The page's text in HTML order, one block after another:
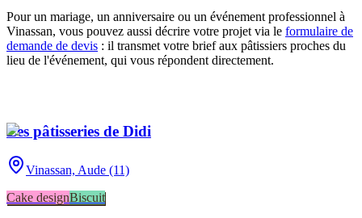
Pour un mariage, un anniversaire ou un événement professionnel à
Vinassan, vous pouvez aussi décrire votre projet via le formulaire de
demande de devis : il transmet votre brief aux pâtissiers proches du
lieu de l'événement, qui vous répondent directement.
Les pâtisseries de Didi
Vinassan, Aude (11)
Cake designBiscuit